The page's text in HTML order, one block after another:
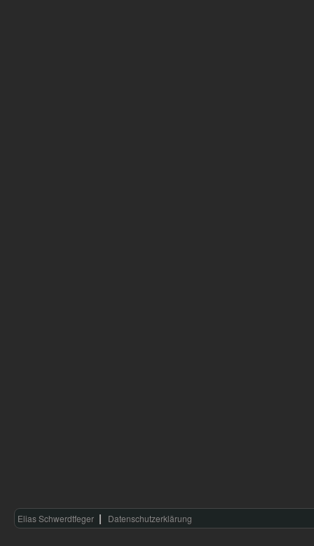
Elias Schwerdtfeger Datenschutzerklärung